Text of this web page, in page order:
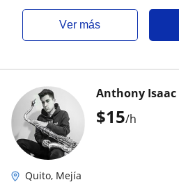
ver más
$15/h
Anthony Isaac
Quito, Mejía